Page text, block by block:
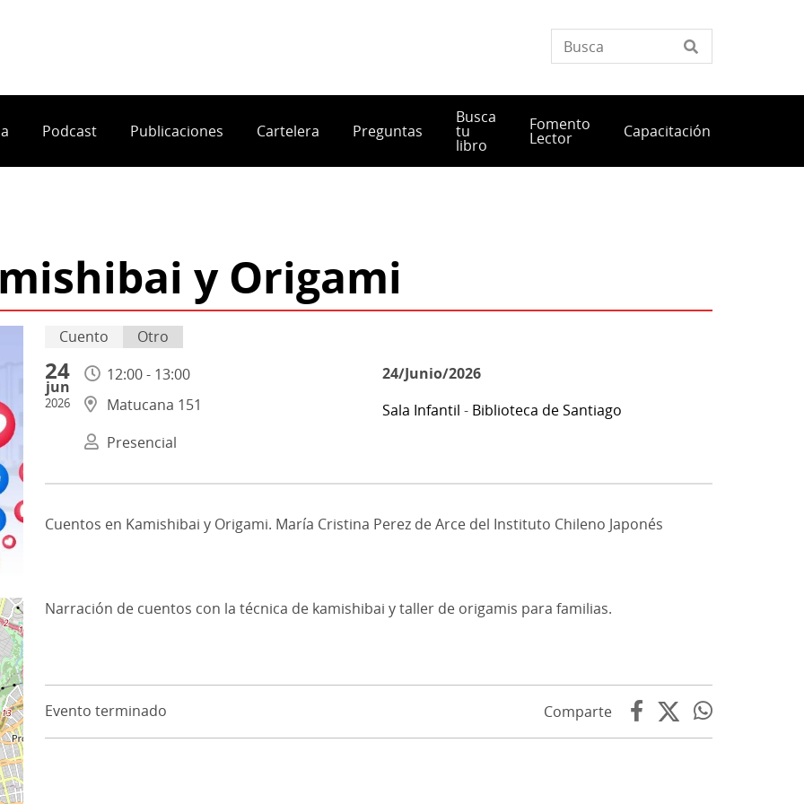
Podcast Publicaciones Cartelera Preguntas
Busca
tu
libro
Fomento
Lector Capacitación
y Origami
Cuento Otro
24
jun
2026
12:00 - 13:00
Matucana 151
Presencial
24/Junio/2026
Sala Infantil - Biblioteca de Santiago
Cuentos en Kamishibai y Origami. María Cristina Perez de Arce del Instituto Chileno Japonés
Narración de cuentos con la técnica de kamishibai y taller de origamis para familias.
Evento terminado Comparte